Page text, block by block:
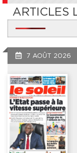
ARTICLES
7 AOÛT 2026